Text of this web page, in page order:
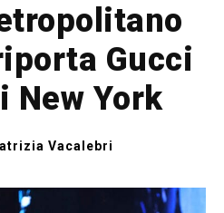
Gucci
New York
Vacalebri